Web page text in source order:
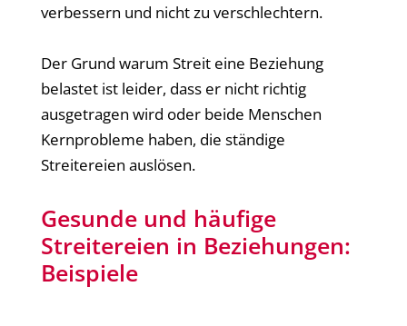
verbessern und nicht zu verschlechtern.
Der Grund warum Streit eine Beziehung
belastet ist leider, dass er nicht richtig
ausgetragen wird oder beide Menschen
Kernprobleme haben, die ständige
Streitereien auslösen.
Gesunde und häufige
Streitereien in Beziehungen:
Beispiele